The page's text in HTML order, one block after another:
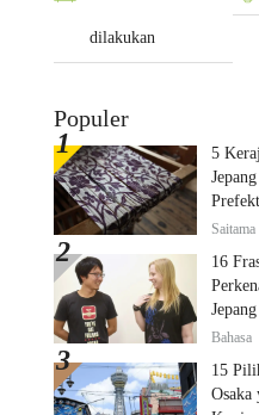
dilakukan
Populer
5
Saitama
16
Jepang
Bahasa
15
Osaka